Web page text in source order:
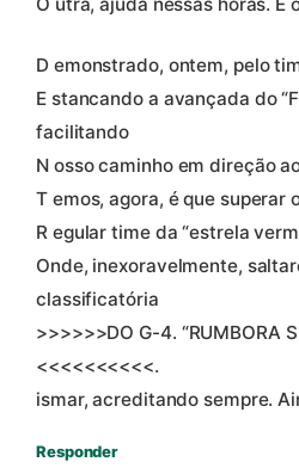
D emonstrado, ontem, pelo
E stancando a avançada do
facilitando
N osso caminho em direção
T emos, agora, é que superar
R egular time da “estrela
Onde, inexoravelmente,
classificatória
>>>>>>DO G-4. “RUMBORA
<<<<<<<<<<.
ismar, acreditando sempre.
Responder